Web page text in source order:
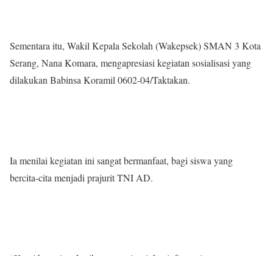
Sementara itu, Wakil Kepala Sekolah (Wakepsek) SMAN 3 Kota
Serang, Nana Komara, mengapresiasi kegiatan sosialisasi yang
dilakukan Babinsa Koramil 0602-04/Taktakan.
Ia menilai kegiatan ini sangat bermanfaat, bagi siswa yang
bercita-cita menjadi prajurit TNI AD.